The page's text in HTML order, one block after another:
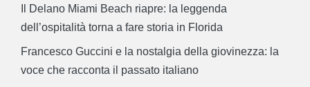
Il Delano Miami Beach riapre: la leggenda
dell’ospitalità torna a fare storia in Florida
Francesco Guccini e la nostalgia della giovinezza: la
voce che racconta il passato italiano